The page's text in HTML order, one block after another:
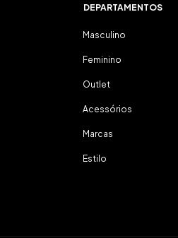
DEPARTAMENTOS
Masculino
Feminino
Outlet
Acessórios
Marcas
Estilo